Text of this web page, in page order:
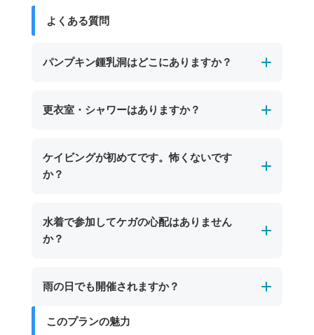
よくある質問
パンプキン鍾乳洞はどこにありますか？
パンプキン鍾乳洞は、宮古島の東南部、保良泉
干潮時にのみ入口が現れ、カボチャのような形
をした岩が特徴。宮古島市街地からは車で約30
ケリングやケイビングツアーで訪れることがで
きます。
更衣室・シャワーはありますか？
男女別の温水シャワーと更衣室、トイレを完備
しています。
で利用できるプールもあり、宮古島の海遊び後
も楽しい時間を推し越しいただけます。
ケイビングが初めてです。怖くないです
か？
初めての方でも安心してご参加いただけます。
宮古島のパンプキン鍾乳洞では、一部に天井が
ットやヘルメットなどの安全装備も完備してお
力や経験に自信がない方でも安心して楽しめま
水着で参加してケガの心配はありません
か？
はい、水着でご参加いただいても大きなケガの
ただし、岩場などで小さな擦り傷が生じる場合
雨の日でも開催されますか？
宮古島のパンプキン鍾乳洞ツアーは、海況が安
このプランの魅力